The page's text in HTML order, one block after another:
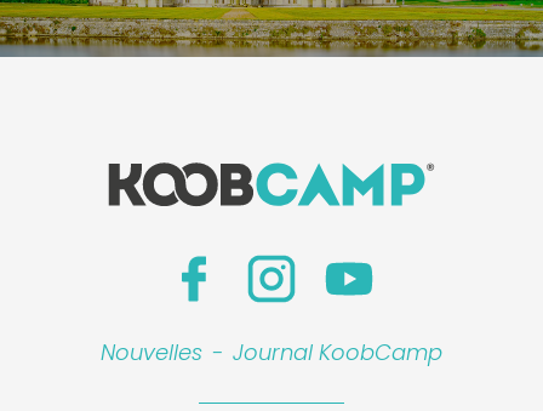
Nouvelles - Journal KoobCamp